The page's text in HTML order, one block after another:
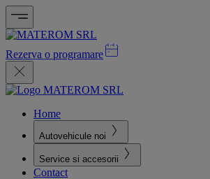
Rezerva o programare
Home
Autovehicule noi
Service si accesorii
Contact